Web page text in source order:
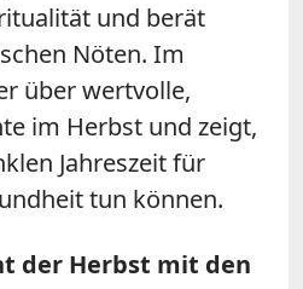
und berät
Nöten. Im
über wertvolle,
im Herbst und zeigt,
Jahreszeit für
tun können.
der Herbst mit den